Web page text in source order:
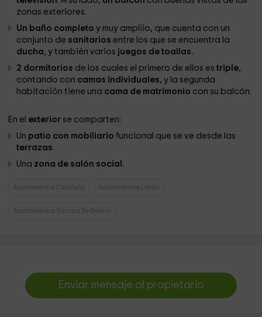
zonas exteriores.
Un baño completoy muy ampliio, que cuenta con un
conjunto de sanitarios entre los que se encuentra la
ducha, y también varios juegos de toallas.
2 dormitorios de los cuales el primero de ellos estriple,
contando con camas individuales, y la segunda
habitación tiene una cama de matrimonio con su balcón.
En el exterior se comparten:
Un patio con mobiliariofuncional que se ve desde las
terrazas.
Una zona de salón social.
Apartamentos Cataluña Apartamentos Lleida
Apartamentos Sarroca De Bellera
Enviar mensaje al propietario